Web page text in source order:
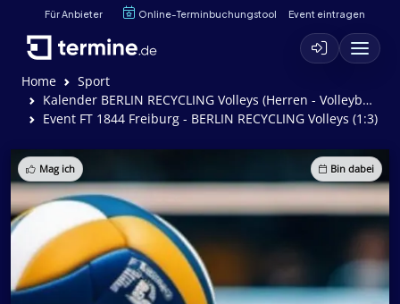
Für Anbieter Online-Terminbuchungstool Event eintragen
Home
Sport
Kalender BERLIN RECYCLING Volleys (Herren - Volleyball)
Event FT 1844 Freiburg - BERLIN RECYCLING Volleys (1:3)
Mag ich Bin dabei